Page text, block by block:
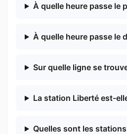
À quelle heure passe le
À quelle heure passe le
Sur quelle ligne se
La station Liberté est-
Quelles sont les